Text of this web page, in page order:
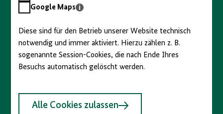
GoogleGoogle Maps
Diese sind für den Betrieb unserer Website technisch
notwendig und immer aktiviert. Hierzu zählen z. B.
sogenannte Session-Cookies, die nach Ende Ihres
Besuchs automatisch gelöscht werden.
Alle Cookies zulassen